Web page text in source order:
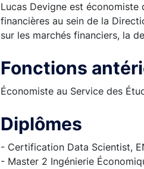
Lucas Devigne est économiste
financières au sein de la
sur les marchés financiers, la
Fonctions
Économiste au Service des
Diplômes
- Certification Data Scientist,
- Master 2 Ingénierie